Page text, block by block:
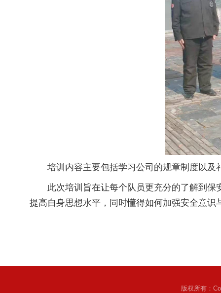
培训内容主要包括学习公司的规章制度以及
此次培训旨在让每个队员更充分的了解到
提高自身思想水平，同时懂得如何加强安全意识
版权所有：